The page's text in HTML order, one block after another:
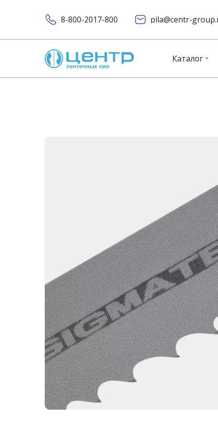
Каталог
8-800-2017-800 pila@centr-